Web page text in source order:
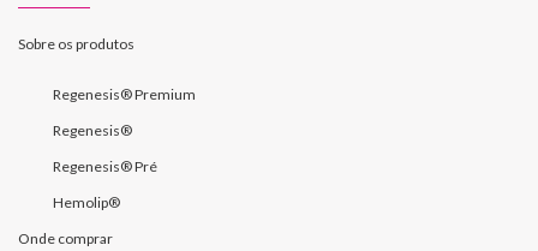
Sobre os produtos
Regenesis® Premium
Regenesis®
Regenesis® Pré
Hemolip®
Onde comprar